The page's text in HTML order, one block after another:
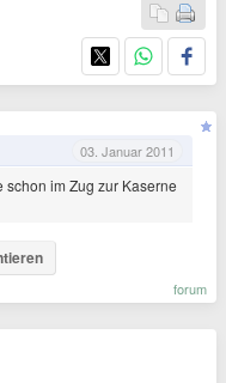
03. Januar 2011
schon im Zug zur Kaserne
forum